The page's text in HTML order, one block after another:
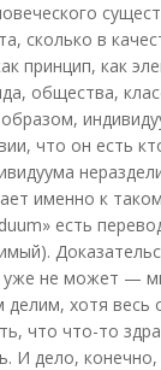
сколько в
принцип, как
общества,
что он есть
именно к
есть
уже не может —
делим, хотя
что что-то
И дело,